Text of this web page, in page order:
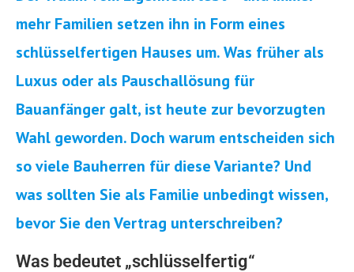
mehr Familien setzen ihn in Form eines
schlüsselfertigen Hauses um. Was früher als
Luxus oder als Pauschallösung für
Bauanfänger galt, ist heute zur bevorzugten
Wahl geworden. Doch warum entscheiden sich
so viele Bauherren für diese Variante? Und
was sollten Sie als Familie unbedingt wissen,
bevor Sie den Vertrag unterschreiben?
Was bedeutet „schlüsselfertig“